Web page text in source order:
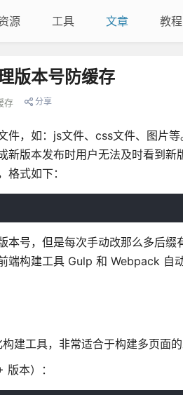
源 工具 文章 教程
版本号防缓存
存 分享
件，如：js文件、css文件、图片
新版本发布时用户无法及时看到
式如下：
本号，但是每次手动改那么多后
端构建工具 Gulp 和 Webpack 自
建工具，非常适合于构建多页面的
本）：